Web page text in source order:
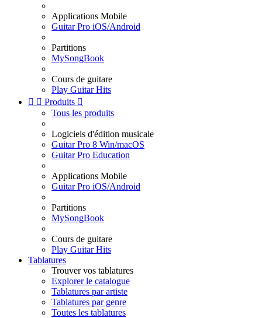
Applications Mobile
Guitar Pro iOS/Android
Partitions
MySongBook
Cours de guitare
Play Guitar Hits
  Produits 
Tous les produits
Logiciels d'édition musicale
Guitar Pro 8 Win/macOS
Guitar Pro Education
Applications Mobile
Guitar Pro iOS/Android
Partitions
MySongBook
Cours de guitare
Play Guitar Hits
Tablatures
Trouver vos tablatures
Explorer le catalogue
Tablatures par artiste
Tablatures par genre
Toutes les tablatures